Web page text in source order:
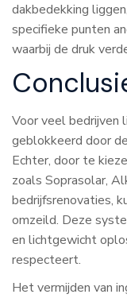
dakbedekking
specifieke punten
waarbij de druk
Voor veel bedrijven
geblokkeerd door
Echter, door te
zoals Soprasolar,
bedrijfsrenovaties,
omzeild. Deze
en lichtgewicht
respecteert.
Het vermijden van